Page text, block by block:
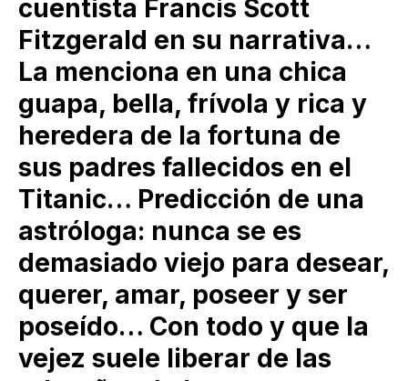
cuentista Francis Scott
Fitzgerald en su narrativa…
La menciona en una chica
guapa, bella, frívola y rica y
heredera de la fortuna de
sus padres fallecidos en el
Titanic… Predicción de una
astróloga: nunca se es
demasiado viejo para desear,
querer, amar, poseer y ser
poseído… Con todo y que la
vejez suele liberar de las